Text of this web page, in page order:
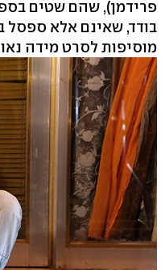
פרידמן), שהם שטים
בודד, שאינם אלא ספסל
מוסיפות לסרט מידה